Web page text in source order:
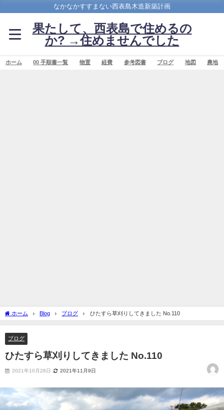
なかなかすすまない西表島木造新築計画
果たして、西表島で住めるの
か? →住めませんでした
ホーム 00 手順書一覧 物置 経費 参考図書 ブログ 地図 農地
ホーム Blog ブログ ひたすら草刈りしてきました No.110
ブログ
ひたすら草刈りしてきました No.110
2021年10月28日 2021年11月9日